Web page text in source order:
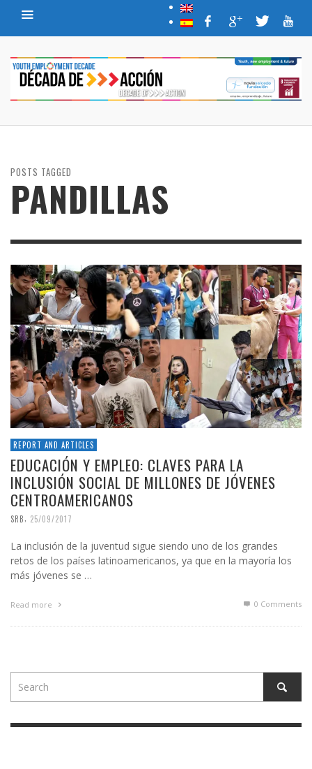
POSTS TAGGED
PANDILLAS
REPORT AND ARTICLES
EDUCACIÓN Y EMPLEO: CLAVES PARA LA
INCLUSIÓN SOCIAL DE MILLONES DE JÓVENES
CENTROAMERICANOS
SRB, 25/09/2017
La inclusión de la juventud sigue siendo uno de los grandes
retos de los países latinoamericanos, ya que en la mayoría los
más jóvenes se …
Read more 0 Comments